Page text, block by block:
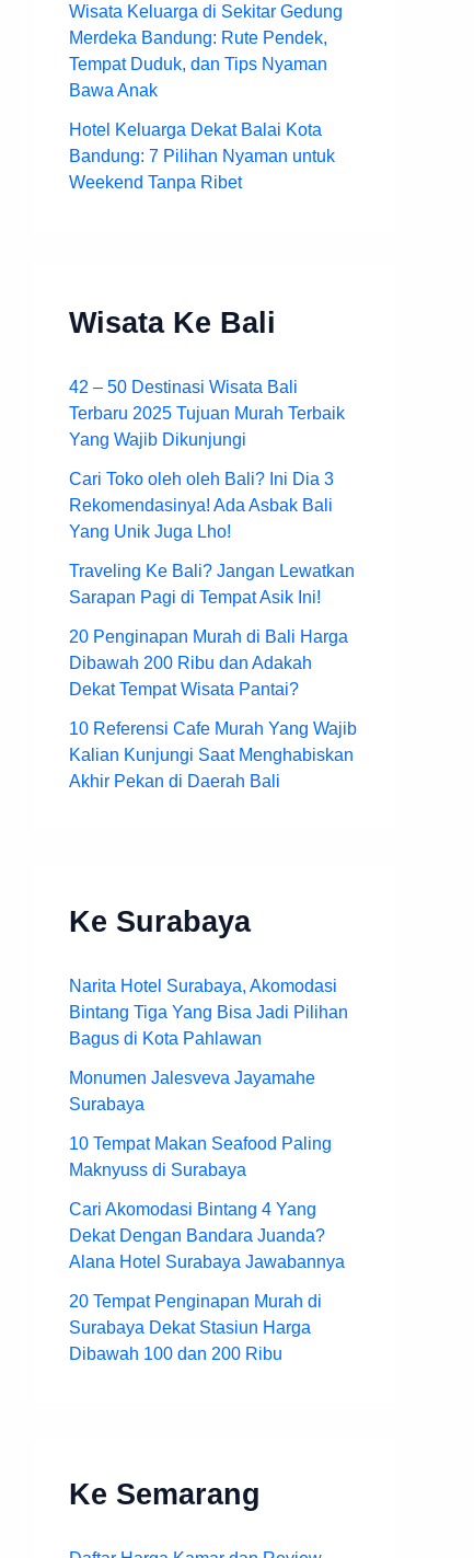
Wisata Keluarga di Sekitar Gedung
Merdeka Bandung: Rute Pendek,
Tempat Duduk, dan Tips Nyaman
Bawa Anak
Hotel Keluarga Dekat Balai Kota
Bandung: 7 Pilihan Nyaman untuk
Weekend Tanpa Ribet
Wisata Ke Bali
42 – 50 Destinasi Wisata Bali
Terbaru 2025 Tujuan Murah Terbaik
Yang Wajib Dikunjungi
Cari Toko oleh oleh Bali? Ini Dia 3
Rekomendasinya! Ada Asbak Bali
Yang Unik Juga Lho!
Traveling Ke Bali? Jangan Lewatkan
Sarapan Pagi di Tempat Asik Ini!
20 Penginapan Murah di Bali Harga
Dibawah 200 Ribu dan Adakah
Dekat Tempat Wisata Pantai?
10 Referensi Cafe Murah Yang Wajib
Kalian Kunjungi Saat Menghabiskan
Akhir Pekan di Daerah Bali
Ke Surabaya
Narita Hotel Surabaya, Akomodasi
Bintang Tiga Yang Bisa Jadi Pilihan
Bagus di Kota Pahlawan
Monumen Jalesveva Jayamahe
Surabaya
10 Tempat Makan Seafood Paling
Maknyuss di Surabaya
Cari Akomodasi Bintang 4 Yang
Dekat Dengan Bandara Juanda?
Alana Hotel Surabaya Jawabannya
20 Tempat Penginapan Murah di
Surabaya Dekat Stasiun Harga
Dibawah 100 dan 200 Ribu
Ke Semarang